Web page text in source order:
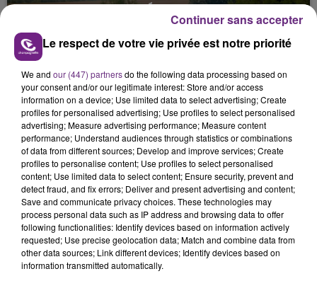
LA CENTRALE NUCLÉAIRE DE CHOOZ
TOUJOURS À L'ARRÊT
Cela fait déjà une semaine que la centrale
nucléaire ardennaise est à l'arrêt. Une situation
justifiée par la sécheresse intense qui est toujours
présente.
LE MAGASIN JOUÉCLUB DE REIMS FERME
SES PORTES
C'était l'une des institutions du centre-ville
rémois. Le magasin JouéClub est contraint de
fermer ses portes.
TITRES DIFFUSÉS
Le respect de votre vie privée est notre priorité
We and our (447) partnersdo the following data processing based on
your consent and/or our legitimate interest: Store and/or access
information on a device; Use limited data to select advertising; Create
profiles for personalised advertising; Use profiles to select personalised
advertising; Measure advertising performance; Measure content
performance; Understand audiences through statistics or combinations
of data from different sources; Develop and improve services; Create
profiles to personalise content; Use profiles to select personalised
content; Use limited data to select content; Ensure security, prevent and
detect fraud, and fix errors; Deliver and present advertising and content;
Save and communicate privacy choices. These technologies may
process personal data such as IP address and browsing data to offer
following functionalities: Identify devices based on information actively
requested; Use precise geolocation data; Match and combine data from
other data sources; Link different devices; Identify devices based on
information transmitted automatically.
Continuer sans accepter